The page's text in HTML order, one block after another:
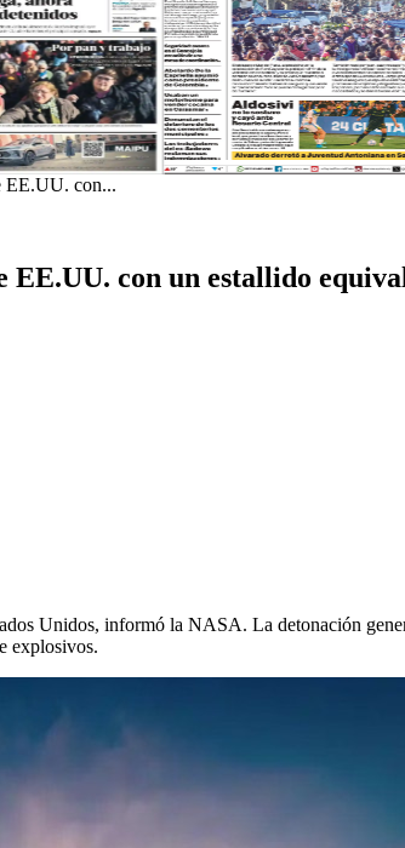
EE.UU. con...
con un estallido
Unidos, informó la NASA. La detonación
explosivos.